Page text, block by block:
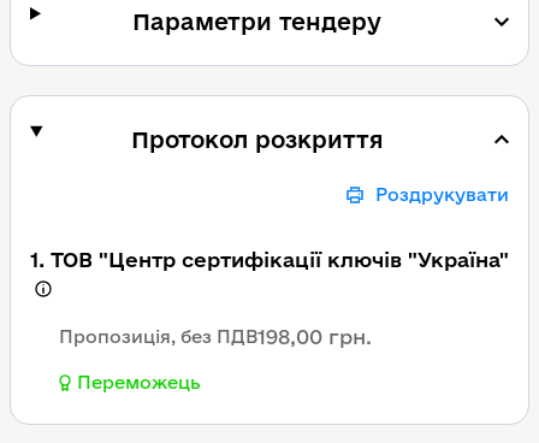
Параметри тендеру
Протокол розкриття
Роздрукувати
1. ТОВ "Центр сертифікації ключів "Україна"
Пропозиція, без ПДВ198,00 грн.
Переможець